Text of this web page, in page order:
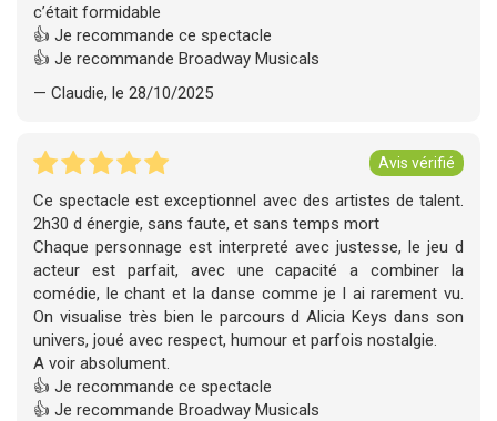
c’était formidable
👍 Je recommande ce spectacle
👍 Je recommande Broadway Musicals
— Claudie, le 28/10/2025
Avis vérifié
Ce spectacle est exceptionnel avec des artistes de talent.
2h30 d énergie, sans faute, et sans temps mort
Chaque personnage est interpreté avec justesse, le jeu d
acteur est parfait, avec une capacité a combiner la
comédie, le chant et la danse comme je l ai rarement vu.
On visualise très bien le parcours d Alicia Keys dans son
univers, joué avec respect, humour et parfois nostalgie.
A voir absolument.
👍 Je recommande ce spectacle
👍 Je recommande Broadway Musicals